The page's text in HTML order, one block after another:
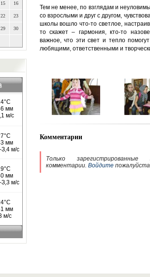
15 16
22 23
29 30
Тем не менее, по взглядам и
со взрослыми и друг с другом,
школы вошло что-то светлое,
то скажет – гармония, кто-то
важное, что эти свет и тепло
любящими, ответственными и
Комментарии
Только
комментарии. Войдите